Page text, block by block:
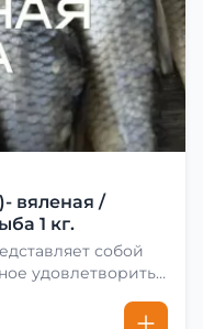
вяленая /
1 кг.
собой
удовлетворить
хорошо солят.